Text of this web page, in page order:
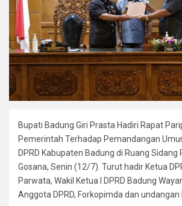
Bupati Badung Giri Prasta Hadiri Rapat
Pemerintah Terhadap Pemandangan
DPRD Kabupaten Badung di Ruang Sidang
Gosana, Senin (12/7). Turut hadir Ketua
Parwata, Wakil Ketua I DPRD Badung
Anggota DPRD, Forkopimda dan undangan